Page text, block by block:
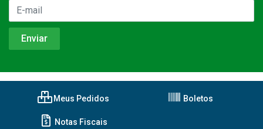
Meus Pedidos Boletos
Notas Fiscais